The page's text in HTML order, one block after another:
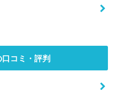
コミ・評判